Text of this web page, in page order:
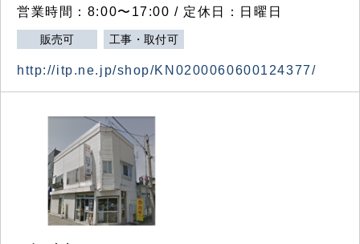
営業時間：8:00〜17:00 / 定休日：日曜日
販売可 工事・取付可
http://itp.ne.jp/shop/KN0200060600124377/